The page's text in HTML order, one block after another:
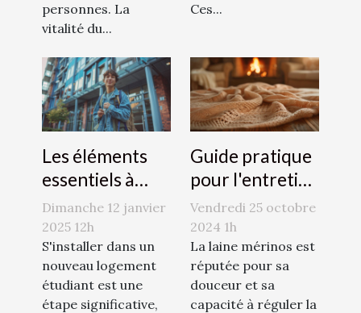
personnes. La
vitalité du...
Ces...
Les éléments
essentiels à
considérer
dans une
assurance
logement
étudiant
Dimanche 12 janvier
2025 12h
S'installer dans un
nouveau logement
étudiant est une
étape significative,
Guide pratique
pour l'entretien
des châles en
laine mérinos
Vendredi 25 octobre
2024 1h
La laine mérinos est
réputée pour sa
douceur et sa
capacité à réguler la